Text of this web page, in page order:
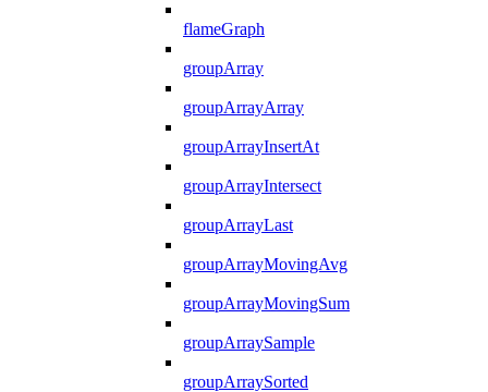
flameGraph
groupArray
groupArrayArray
groupArrayInsertAt
groupArrayIntersect
groupArrayLast
groupArrayMovingAvg
groupArrayMovingSum
groupArraySample
groupArraySorted